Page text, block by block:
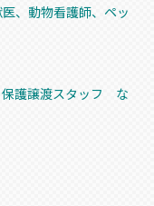
、動物看護師、ペッ
保護譲渡スタッフ な